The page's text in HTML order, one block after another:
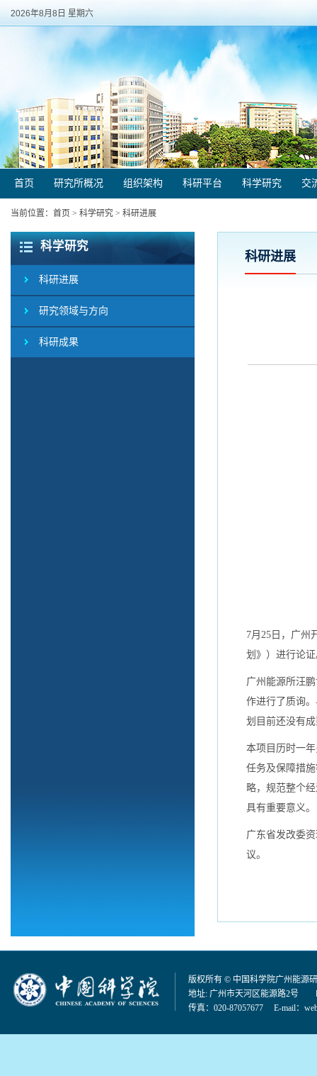
2026年8月8日 星期六
首页 研究所概况 组织架构 科研平台 科学研究 交
当前位置： 首页 > 科学研究 > 科研进展
科学研究
科研进展
研究领域与方向
科研成果
科研进展
7月25日，广州
划》）进行论
广州能源所汪
作进行了质询
划目前还没有
本项目历时一
任务及保障措
略，规范整个
具有重要意义。
广东省发改委
议。
版权所有 © 中国科学院广州能源
地址: 广州市天河区能源路2号
传真：020-87057677 E-mail：